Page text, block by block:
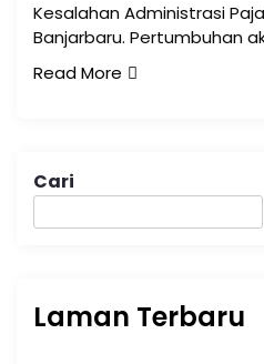
Kesalahan Administrasi
Banjarbaru. Pertumbuhan
Read More
Cari
Laman Terbaru